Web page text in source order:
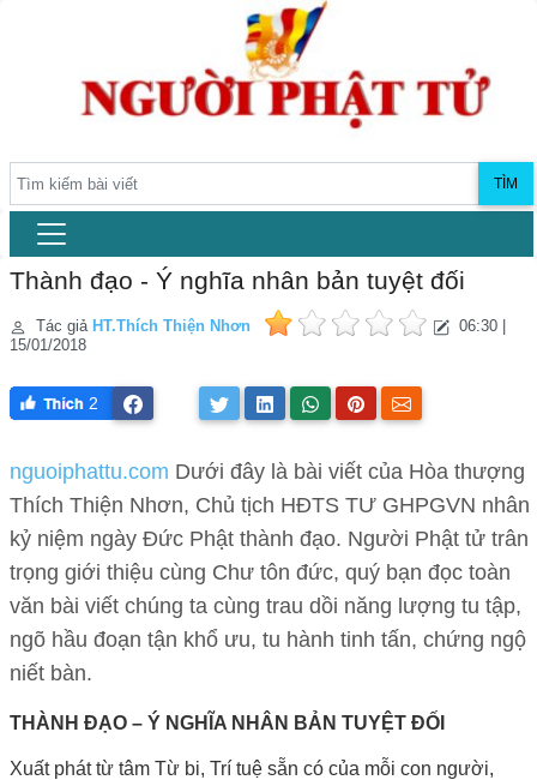
TÌM
Thành đạo - Ý nghĩa nhân bản tuyệt đối
Tác giả HT.Thích Thiện Nhơn
06:30 |
15/01/2018
2
nguoiphattu.com Dưới đây là bài viết của Hòa thượng
Thích Thiện Nhơn, Chủ tịch HĐTS TƯ GHPGVN nhân
kỷ niệm ngày Đức Phật thành đạo. Người Phật tử trân
trọng giới thiệu cùng Chư tôn đức, quý bạn đọc toàn
văn bài viết chúng ta cùng trau dồi năng lượng tu tập,
ngõ hầu đoạn tận khổ ưu, tu hành tinh tấn, chứng ngộ
niết bàn.
THÀNH ĐẠO – Ý NGHĨA NHÂN BẢN TUYỆT ĐỐI
Xuất phát từ tâm Từ bi, Trí tuệ sẵn có của mỗi con người,